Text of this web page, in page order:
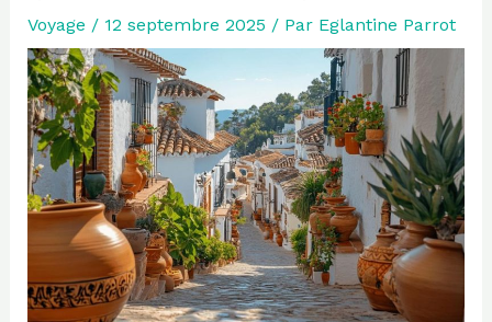
Voyage / 12 septembre 2025 / Par Eglantine Parrot